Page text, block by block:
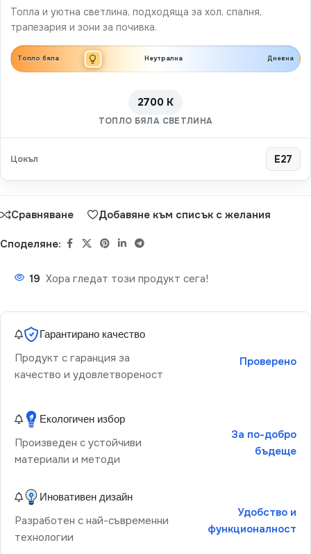
Топла и уютна светлина, подходяща за хол, спалня,
трапезария и зони за почивка.
Топло бяла Неутрална Дневна
2700 K
ТОПЛО БЯЛА СВЕТЛИНА
Цокъл E27
Сравняване Добавяне към списък с желания
Споделяне:
19 Хора гледат този продукт сега!
Гарантирано качество
Продукт с гаранция за
качество и удовлетвореност
Проверено
Екологичен избор
Произведен с устойчиви
материали и методи
За по-добро
бъдеще
Иновативен дизайн
Разработен с най-съвременни
технологии
Удобство и
функционалност